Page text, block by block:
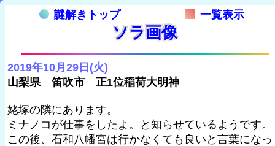
謎解きトップ 一覧表示
ソラ画像
2019年10月29日(火)
山梨県 笛吹市 正1位稲荷大明神
姥塚の隣にあります。
ミナノコが仕事をしたよ。と知らせているようです。
この後、石和八幡宮は行かなくても良いと言葉になっ